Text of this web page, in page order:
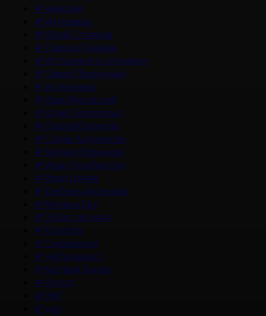
# Невский
# Интервью
# Юрий Стоянов
#Лариса Гузеева
# История его служанки
# Павел Прилучный
#Актер кино
# Иван Янковский
# Юлия Пересильд
# Сергей Бурунов
# Сарик Андреасян
# Михаил Ефремов
# Иван Охлобыстин
# Влад Ценев
#Любовь Аксенова
# Милана Бру
#Зубастая няня
# Колобок
# Смешарики
# Чебурашка 3
# Матвей Лыков
#Холод
# НМГ
# док